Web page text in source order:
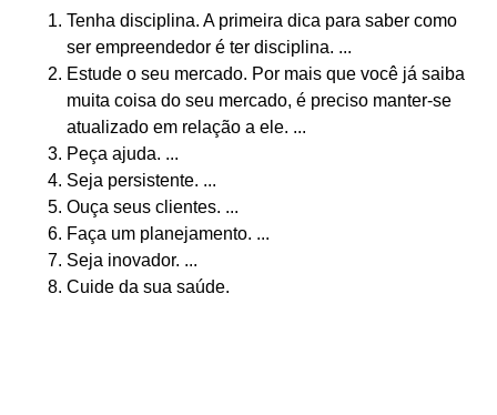
Tenha disciplina. A primeira dica para saber como
ser empreendedor é ter disciplina. ...
Estude o seu mercado. Por mais que você já saiba
muita coisa do seu mercado, é preciso manter-se
atualizado em relação a ele. ...
Peça ajuda. ...
Seja persistente. ...
Ouça seus clientes. ...
Faça um planejamento. ...
Seja inovador. ...
Cuide da sua saúde.